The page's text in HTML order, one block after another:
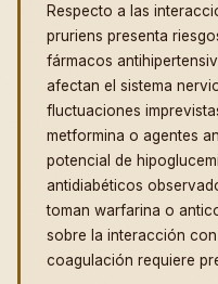
Respecto a las
pruriens presenta
fármacos
afectan el sistema
fluctuaciones
metformina o agentes
potencial de
antidiabéticos
toman warfarina o
sobre la interacción
coagulación requiere